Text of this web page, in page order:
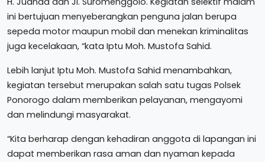
ini bertujuan menyeberangkan penguna jalan berupa
sepeda motor maupun mobil dan menekan kriminalitas
juga kecelakaan, “kata Iptu Moh. Mustofa Sahid.
Lebih lanjut Iptu Moh. Mustofa Sahid menambahkan,
kegiatan tersebut merupakan salah satu tugas Polsek
Ponorogo dalam memberikan pelayanan, mengayomi
dan melindungi masyarakat.
“Kita berharap dengan kehadiran anggota di lapangan ini
dapat memberikan rasa aman dan nyaman kepada